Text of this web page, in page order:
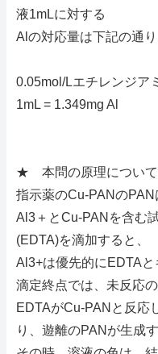
液1mLに対する
Alの対応量は下記の通り
0.05mol/Lエチレンジア
1mL = 1.349mg Al
★ 本問の原理について
指示薬のCu-PANのPAN
Al3＋とCu-PANを含む
(EDTA)を滴加すると、
Al3+は優先的にEDTAと
滴定終点では、未反応
EDTAがCu-PANと反応
り、遊離のPANが生成す